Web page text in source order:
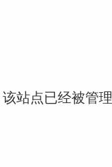
站点已经被管